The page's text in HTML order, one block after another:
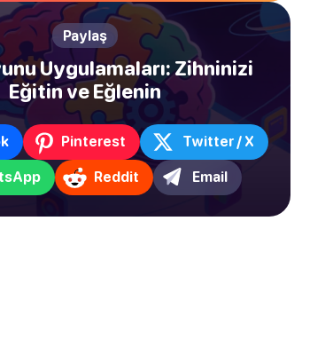
Paylaş
Uygulamaları: Zihninizi
Eğitin ve Eğlenin
Pinterest Twitter / X
Reddit Email